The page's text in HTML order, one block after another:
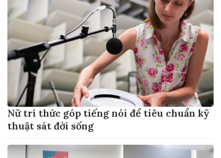
Nữ trí thức góp tiếng nói để tiêu chuẩn kỹ
thuật sát đời sống